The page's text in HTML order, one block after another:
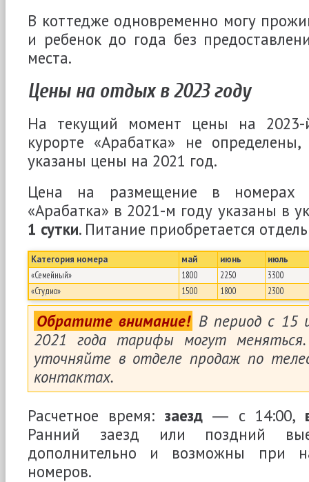
В коттедже одновременно могу
и ребенок до года без
места.
Цены на отдых в 2023 году
На текущий момент цены на
курорте «Арабатка» не
указаны цены на 2021 год.
Цена на размещение в номерах
«Арабатка» в 2021-м году указаны в
1 сутки. Питание приобретается
Категория номера май июнь
июль
«Семейный»
1800 2250
3300
«Студио»
1500 1800 2300
Обратите внимание! В период с 15
2021 года тарифы могут
уточняйте в отделе продаж по
контактах.
Расчетное время: заезд― с 14:00,
Ранний заезд или поздний
дополнительно и возможны при
номеров.